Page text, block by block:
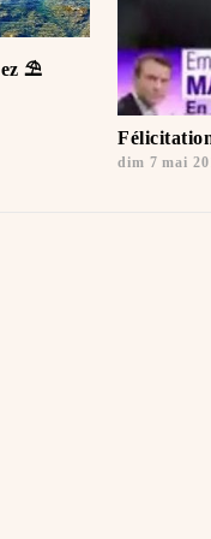
⛱️
dim 7 mai